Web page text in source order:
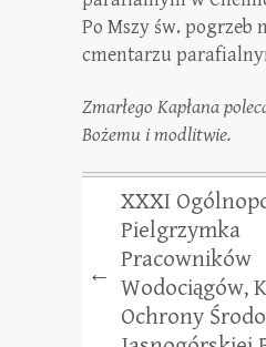
Po Mszy św. pogrzeb
cmentarzu
Zmarłego Kapłana
Bożemu i modlitwie.
←
XXXI
Pielgrzymka
Pracowników
Wodociągów,
Ochrony